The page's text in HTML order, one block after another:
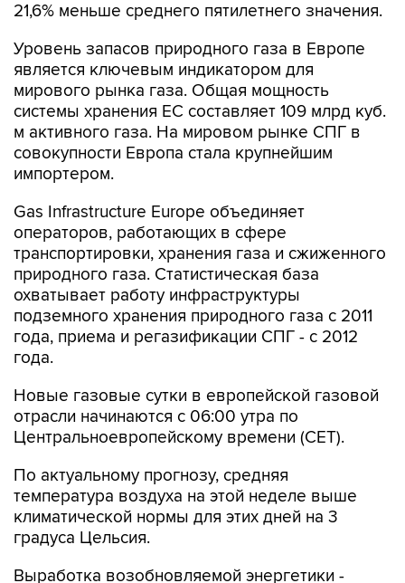
Уровень запасов природного газа в Европе
мирового рынка газа. Общая мощность
системы хранения ЕС составляет 109 млрд куб.
м активного газа. На мировом рынке СПГ в
совокупности Европа стала крупнейшим
импортером.
Gas Infrastructure Europe объединяет
транспортировки, хранения газа и сжиженного
природного газа. Статистическая база
охватывает работу инфраструктуры
подземного хранения природного газа с 2011
года, приема и регазификации СПГ - с 2012
года.
Новые газовые сутки в европейской газовой
Центральноевропейскому времени (CET).
По актуальному прогнозу, средняя
климатической нормы для этих дней на 3
градуса Цельсия.
Выработка возобновляемой энергетики -